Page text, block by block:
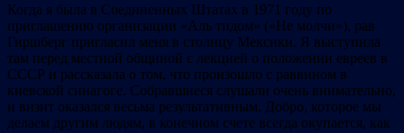
Когда я была в Соединенных Штатах в 1971 году по
приглашению организации «Аль тидом» («Не молчи»), рав
Гиршберг пригласил меня в столицу Мексики. Я выступила
там перед местной общиной с лекцией о положении евреев в
СССР и рассказала о том, что произошло с раввином в
киевской синагоге. Собравшиеся слушали очень внимательно,
и визит оказался весьма результативным. Добро, которое мы
делаем другим людям, в конечном счете всегда окупается, как